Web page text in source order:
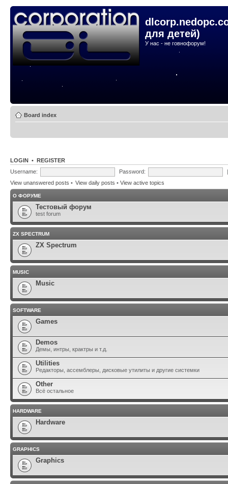
для детей)
У нас - не говнофорум!
Board index
LOGIN • REGISTER
Username:
Password:
View unanswered posts • View daily posts • View active topics
О ФОРУМЕ
Тестовый форум
test forum
ZX SPECTRUM
ZX Spectrum
MUSIC
Music
SOFTWARE
Games
Demos
Демы, интры, крактры и т.д.
Utilities
Редакторы, ассемблеры, дисковые утилиты и другие системки
Other
Всё остальное
HARDWARE
Hardware
GRAPHICS
Graphics